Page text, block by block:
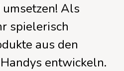
Als
spielerisch
aus den
entwickeln.